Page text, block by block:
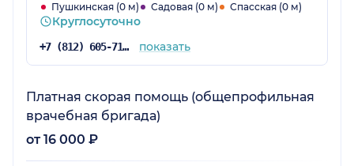
Пушкинская (0 м) Садовая (0 м) Спасская (0 м)
Круглосуточно
+7 (812) 605-71-56 показать
Платная скорая помощь (общепрофильная
врачебная бригада)
от 16 000 ₽